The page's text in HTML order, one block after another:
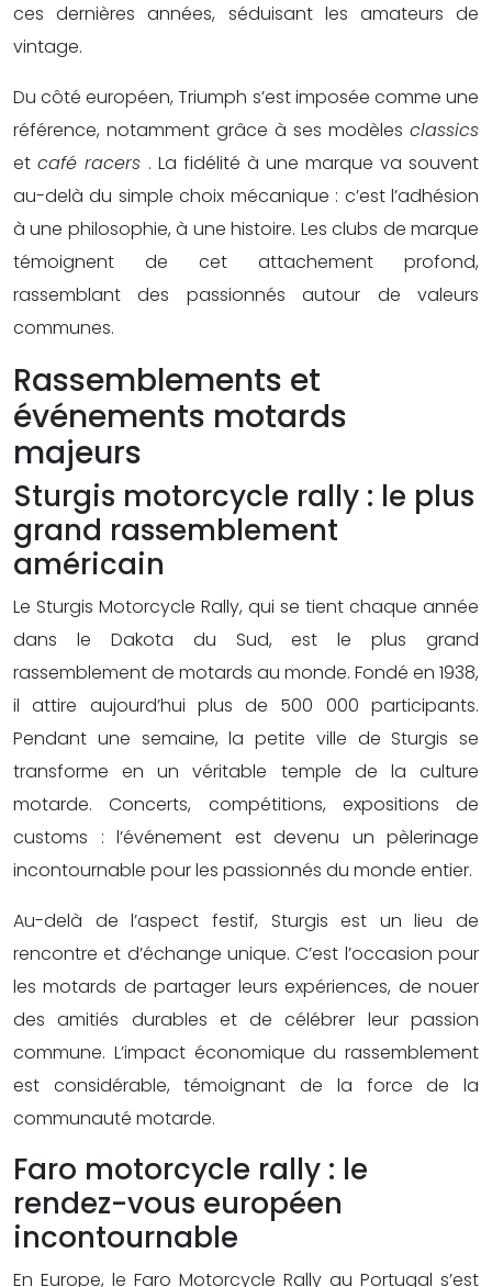
ces dernières années, séduisant les amateurs de
vintage.
Du côté européen, Triumph s’est imposée comme une
référence, notamment grâce à ses modèles classics
et café racers . La fidélité à une marque va souvent
au-delà du simple choix mécanique : c’est l’adhésion
à une philosophie, à une histoire. Les clubs de marque
témoignent de cet attachement profond,
rassemblant des passionnés autour de valeurs
communes.
Rassemblements et
événements motards
majeurs
Sturgis motorcycle rally : le plus
grand rassemblement
américain
Le Sturgis Motorcycle Rally, qui se tient chaque année
dans le Dakota du Sud, est le plus grand
rassemblement de motards au monde. Fondé en 1938,
il attire aujourd’hui plus de 500 000 participants.
Pendant une semaine, la petite ville de Sturgis se
transforme en un véritable temple de la culture
motarde. Concerts, compétitions, expositions de
customs : l’événement est devenu un pèlerinage
incontournable pour les passionnés du monde entier.
Au-delà de l’aspect festif, Sturgis est un lieu de
rencontre et d’échange unique. C’est l’occasion pour
les motards de partager leurs expériences, de nouer
des amitiés durables et de célébrer leur passion
commune. L’impact économique du rassemblement
est considérable, témoignant de la force de la
communauté motarde.
Faro motorcycle rally : le
rendez-vous européen
incontournable
En Europe, le Faro Motorcycle Rally au Portugal s’est